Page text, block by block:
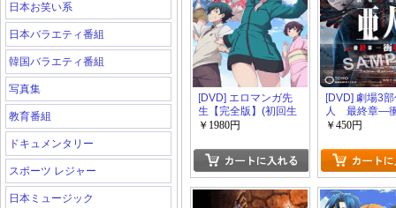
日本お笑い系
日本バラエティ番組
韓国バラエティ番組
写真集
教育番組
ドキュメンタリー
スポーツ レジャー
日本ミュージック
[DVD] エロマンガ先
生【完全版】(初回生
産限定版)
￥1980円
[DVD] 劇場3
人 最終章―
￥450円